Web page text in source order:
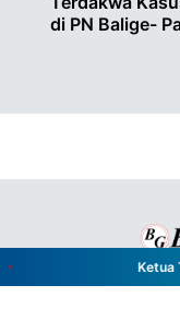
di PN Balige-
Ketua
Copyright ©